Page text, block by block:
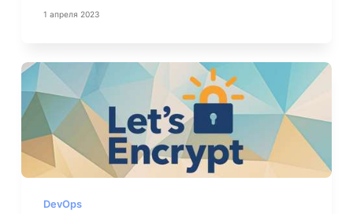
1 апреля 2023
DevOps